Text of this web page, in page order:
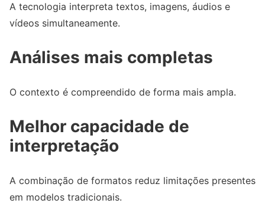
A tecnologia interpreta textos, imagens, áudios e
vídeos simultaneamente.
Análises mais completas
O contexto é compreendido de forma mais ampla.
Melhor capacidade de
interpretação
A combinação de formatos reduz limitações presentes
em modelos tradicionais.